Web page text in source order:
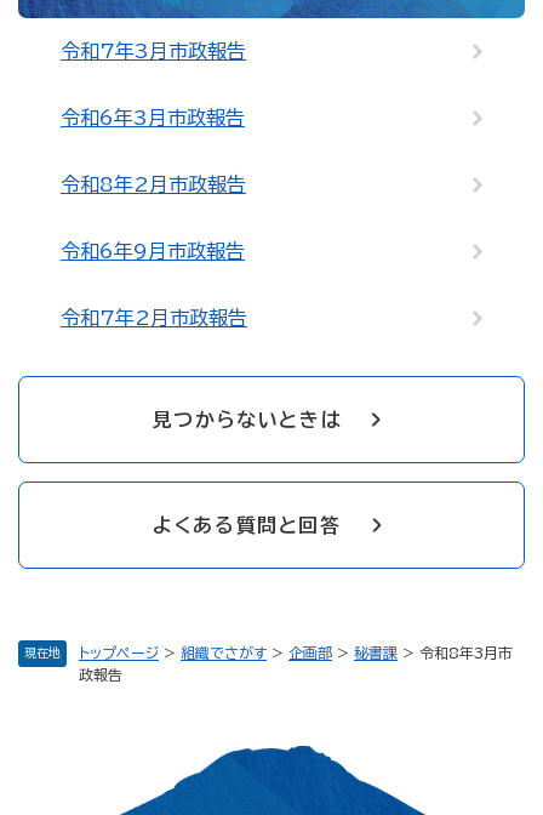
現在地 トップページ > 組織でさがす > 企画部 > 秘書課 > 令和8年3月市
政報告
令和7年3月市政報告
令和6年3月市政報告
令和8年2月市政報告
令和6年9月市政報告
令和7年2月市政報告
見つからないときは
よくある質問と回答